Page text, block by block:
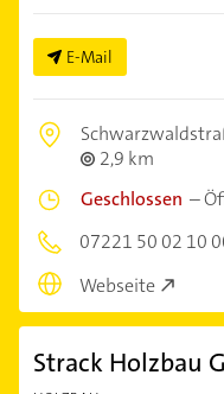
E-Mail
2,9 km
Geschlossen –
07221 50 02 10
Webseite
Strack Holzbau